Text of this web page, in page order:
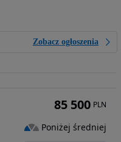
Zobacz ogłoszenia
85 500 PLN
Poniżej średniej